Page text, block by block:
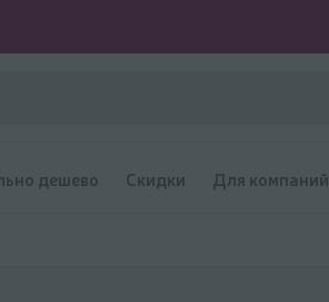
дешево Скидки Для компаний